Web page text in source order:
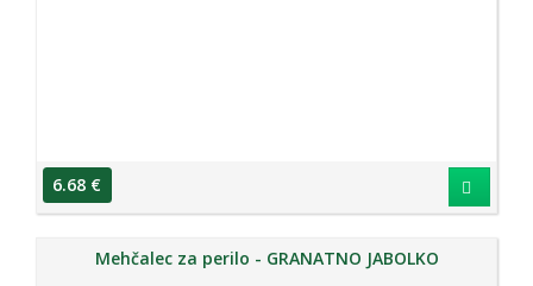
6.68 €
Mehčalec za perilo - GRANATNO JABOLKO